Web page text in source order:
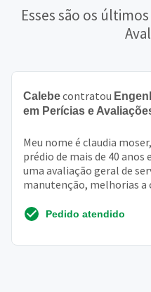
Esses são os
Calebecontratou
em Perícias e
Meu nome é claudia
prédio de mais de 40 anos
uma avaliação geral de
manutenção, melhorias a
longo prazo (temos uma
Pedido atendido